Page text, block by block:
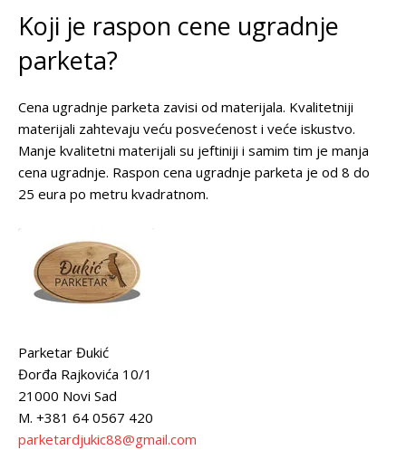
Koji je raspon cene ugradnje
parketa?
Cena ugradnje parketa zavisi od materijala. Kvalitetniji
materijali zahtevaju veću posvećenost i veće iskustvo.
Manje kvalitetni materijali su jeftiniji i samim tim je manja
cena ugradnje. Raspon cena ugradnje parketa je od 8 do
25 eura po metru kvadratnom.
Parketar Đukić
Đorđa Rajkovića 10/1
21000 Novi Sad
M. +381 64 0567 420
parketardjukic88@gmail.com